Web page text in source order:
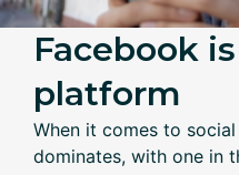
Facebook
platform
When it comes to
dominates, with one in